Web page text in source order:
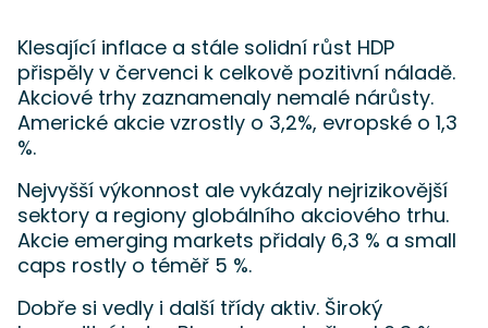
Klesající inflace a stále solidní růst HDP
přispěly v červenci k celkově pozitivní náladě.
Akciové trhy zaznamenaly nemalé nárůsty.
Americké akcie vzrostly o 3,2%, evropské o 1,3
%.
Nejvyšší výkonnost ale vykázaly nejrizikovější
sektory a regiony globálního akciového trhu.
Akcie emerging markets přidaly 6,3 % a small
caps rostly o téměř 5 %.
Dobře si vedly i další třídy aktiv. Široký